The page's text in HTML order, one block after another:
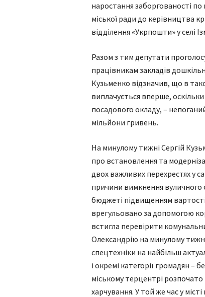
наростання заборгованості по
міської ради до керівництва
відділення «Укрпошти» у селі
Разом з тим депутати
працівникам закладів
Кузьменко відзначив, що в
виплачується вперше,
посадового окладу, –
мільйони гривень.
На минулому тижні Сергій
про встановлення та
двох важливих перехрестях у
причини вимкнення вуличного
бюджеті підвищенням
врегульовано за допомогою
встигла перевірити
Олександрію на минулому
спецтехніки на найбільш
і окремі категорії громадян –
міському терцентрі розпочато
харчування. У той же час у